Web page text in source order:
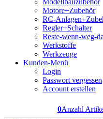
Modellbauzubehör
Motore+Zubehör
RC-
Regler+Schalter
Reste-wenn-weg-
Werkstoffe
Werkzeuge
Kunden-Menü
Login
Passwort vergessen
Account erstellen
0Anzahl